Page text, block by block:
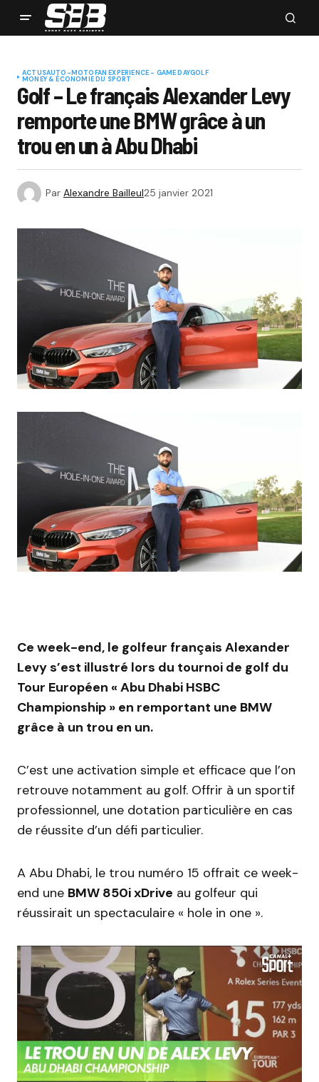
ACTUSAUTO-MOTOFAN EXPERIENCE - GAME DAYGOLF
MONEY & ÉCONOMIE DU SPORT
Golf – Le français Alexander Levy
remporte une BMW grâce à un
trou en un à Abu Dhabi
Par Alexandre Bailleul25 janvier 2021
Ce week-end, le golfeur français Alexander
Levy s’est illustré lors du tournoi de golf du
Tour Européen « Abu Dhabi HSBC
Championship » en remportant une BMW
grâce à un trou en un.
C’est une activation simple et efficace que l’on
retrouve notamment au golf. Offrir à un sportif
professionnel, une dotation particulière en cas
de réussite d’un défi particulier.
A Abu Dhabi, le trou numéro 15 offrait ce week-
end une BMW 850i xDrive au golfeur qui
réussirait un spectaculaire « hole in one ».